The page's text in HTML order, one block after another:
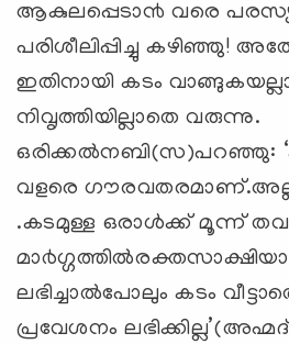
ആകുലപ്പെടാ൯ വരെ
പരിശീലിപ്പിച്ചു കഴിഞ്ഞു!
ഇതിനായി കടം
നിവൃത്തിയില്ലാതെ വരുന്നു.
ഒരിക്കല്‍നബി(സ)പറഞ്ഞു:
വളരെ
.കടമുള്ള ഒരാള്‍ക്ക് മൂന്ന്
ലഭിച്ചാല്‍പോലും കടം
പ്രവേശനം